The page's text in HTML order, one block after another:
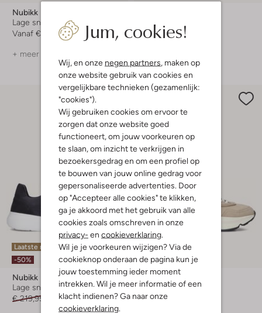
Jum, cookies!
Wij, en onze negen partners , maken op
onze website gebruik van cookies en
vergelijkbare technieken (gezamenlijk:
"cookies").
Wij gebruiken cookies om ervoor te
zorgen dat onze website goed
functioneert, om jouw voorkeuren op
te slaan, om inzicht te verkrijgen in
bezoekersgedrag en om een profiel op
te bouwen van jouw online gedrag voor
gepersonaliseerde advertenties. Door
op "Accepteer alle cookies" te klikken,
ga je akkoord met het gebruik van alle
cookies zoals omschreven in onze
privacy- en cookieverklaring
Wil je je voorkeuren wijzigen? Via de
cookieknop onderaan de pagina kun je
jouw toestemming ieder moment
intrekken. Wil je meer informatie of een
klacht indienen? Ga naar onze
cookieverklaring
Nubikk
Lage sneakers
Vanaf € 199,99
+ meer kleuren
€ 119,95 € 47,99
Laatste maten
-50%
Nubikk
Lage sneakers
€ 219,95
€ 109,99
-50%
Nubikk
Lage sneakers
€ 249,99